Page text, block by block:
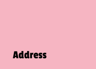
Address